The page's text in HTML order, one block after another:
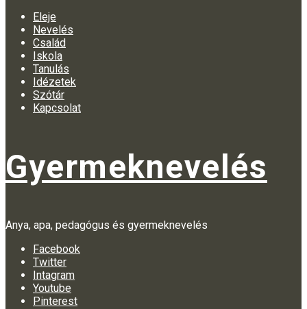
Eleje
Nevelés
Család
Iskola
Tanulás
Idézetek
Szótár
Kapcsolat
Gyermeknevelés
Anya, apa, pedagógus és gyermeknevelés
Facebook
Twitter
Intagram
Youtube
Pinterest